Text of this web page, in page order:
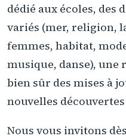
dédié aux écoles, des
variés (mer, religion,
femmes, habitat,
musique, danse),
bien sûr des mises à
nouvelles
Nous vous invitons